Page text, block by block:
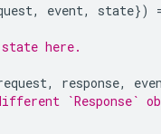
, event, state})
here.
, response,
`Response`